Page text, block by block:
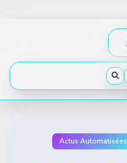
Actus Automatisées